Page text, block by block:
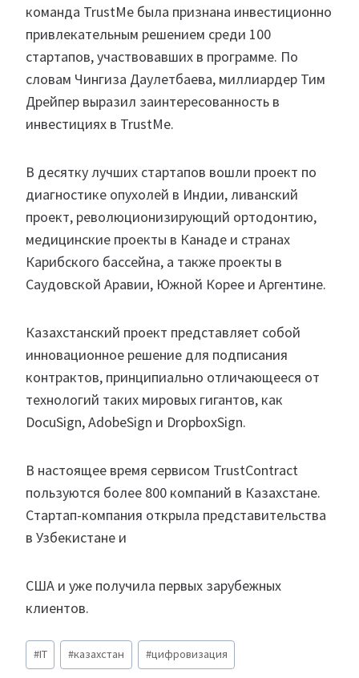
команда TrustMe была признана инвестиционно
привлекательным решением среди 100
стартапов, участвовавших в программе. По
словам Чингиза Даулетбаева, миллиардер Тим
Дрейпер выразил заинтересованность в
инвестициях в TrustMe.
В десятку лучших стартапов вошли проект по
диагностике опухолей в Индии, ливанский
проект, революционизирующий ортодонтию,
медицинские проекты в Канаде и странах
Карибского бассейна, а также проекты в
Саудовской Аравии, Южной Корее и Аргентине.
Казахстанский проект представляет собой
инновационное решение для подписания
контрактов, принципиально отличающееся от
технологий таких мировых гигантов, как
DocuSign, AdobeSign и DropboxSign.
В настоящее время сервисом TrustContract
пользуются более 800 компаний в Казахстане.
Стартап-компания открыла представительства
в Узбекистане и
США и уже получила первых зарубежных
клиентов.
Метки
записи:
#IT #казахстан #цифровизация